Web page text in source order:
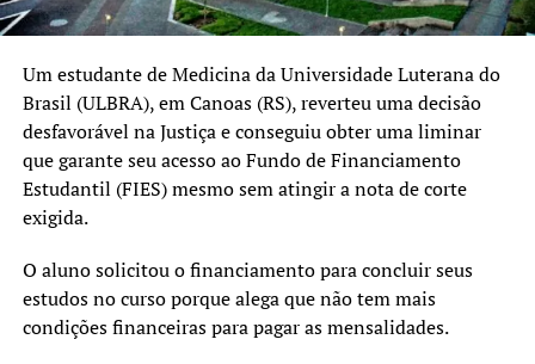
Um estudante de Medicina da Universidade Luterana do
Brasil (ULBRA), em Canoas (RS), reverteu uma decisão
desfavorável na Justiça e conseguiu obter uma liminar
que garante seu acesso ao Fundo de Financiamento
Estudantil (FIES) mesmo sem atingir a nota de corte
exigida.
O aluno solicitou o financiamento para concluir seus
estudos no curso porque alega que não tem mais
condições financeiras para pagar as mensalidades.